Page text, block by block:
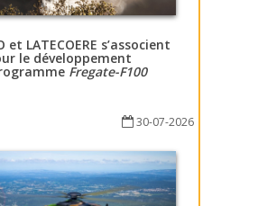
et LATECOERE s’associent
le développement
Fregate-F100
30-07-2026